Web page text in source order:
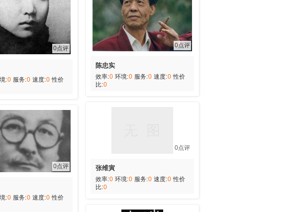
0点评
:0 服务:0 速度:0 性价
0点评
:0 服务:0 速度:0 性价
0点评
陈忠实
效率:0 环境:0 服务:0 速度:0 性价
比:0
0点评
张维寅
效率:0 环境:0 服务:0 速度:0 性价
比:0